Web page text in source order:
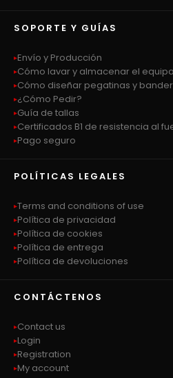
SOPORTE Y GUÍAS
Envío y Producción
Cómo lavar y almacenar el
Cómo diseñar pegatinas y
¿Cómo Pedir?
Guía de tallas
Certificados B1 de resistencia al
Pago seguro
POLÍTICAS LEGALES
Terms and conditions of use
Política de privacidad
Política de cookies
Política de entrega
Política de devoluciones
CONTÁCTENOS
Contact us
Login
Registration
My account